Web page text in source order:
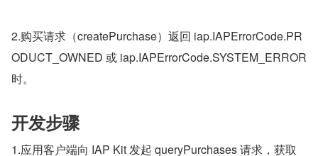
2.购买请求（createPurchase）返回 iap.IAPErrorCode.PR
ODUCT_OWNED 或 iap.IAPErrorCode.SYSTEM_ERROR
时。
开发步骤
1.应用客户端向 IAP Kit 发起 queryPurchases 请求，获取